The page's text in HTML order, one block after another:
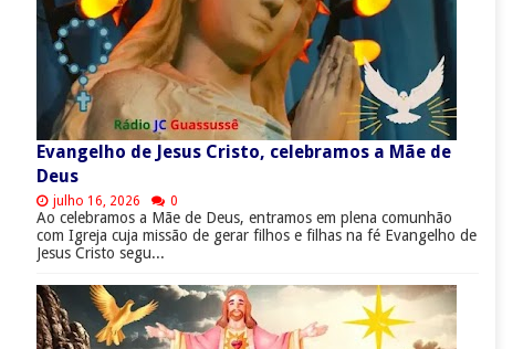
Evangelho de Jesus Cristo, celebramos a Mãe de
Deus
julho 16, 2026 0
Ao celebramos a Mãe de Deus, entramos em plena comunhão
com Igreja cuja missão de gerar filhos e filhas na fé Evangelho de
Jesus Cristo segu...